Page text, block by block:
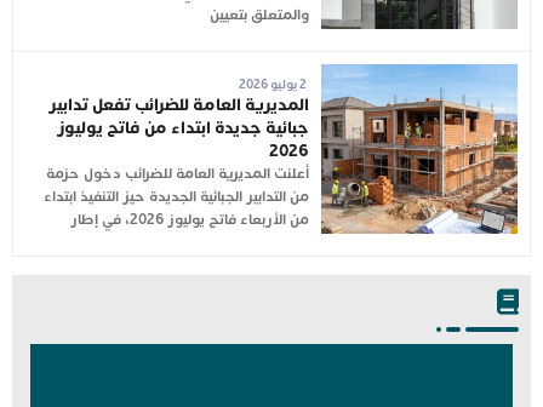
والمتعلق بتعيين
2 يوليو 2026
المديرية العامة للضرائب تفعل تدابير
جبائية جديدة ابتداء من فاتح يوليوز
2026
أعلنت المديرية العامة للضرائب دخول حزمة
من التدابير الجبائية الجديدة حيز التنفيذ ابتداء
من الأربعاء فاتح يوليوز 2026، في إطار